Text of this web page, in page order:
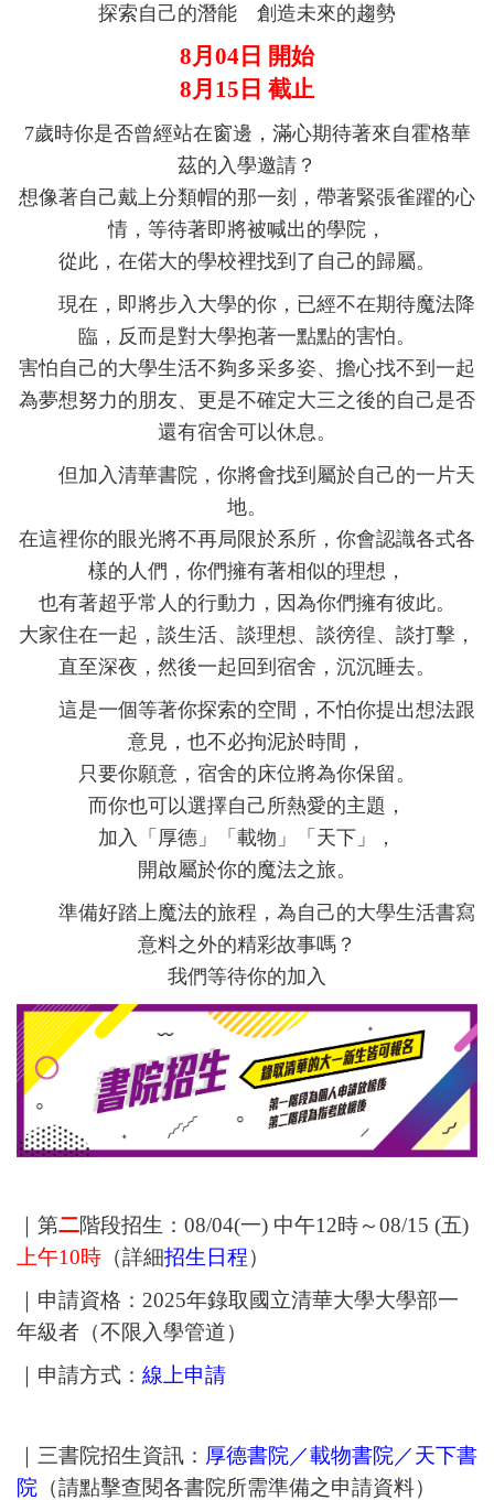
探索自己的潛能 創造未來的趨勢
8月04日 開始
8月15日 截止
7歲時你是否曾經站在窗邊，滿心期待著來自霍格華
茲的入學邀請？
想像著自己戴上分類帽的那一刻，帶著緊張雀躍的心
情，等待著即將被喊出的學院，
從此，在偌大的學校裡找到了自己的歸屬。
現在，即將步入大學的你，已經不在期待魔法降
臨，反而是對大學抱著一點點的害怕。
害怕自己的大學生活不夠多采多姿、擔心找不到一起
為夢想努力的朋友、更是不確定大三之後的自己是否
還有宿舍可以休息。
但加入清華書院，你將會找到屬於自己的一片天
地。
在這裡你的眼光將不再局限於系所，你會認識各式各
樣的人們，你們擁有著相似的理想，
也有著超乎常人的行動力，因為你們擁有彼此。
大家住在一起，談生活、談理想、談徬徨、談打擊，
直至深夜，然後一起回到宿舍，沉沉睡去。
這是一個等著你探索的空間，不怕你提出想法跟
意見，也不必拘泥於時間，
只要你願意，宿舍的床位將為你保留。
而你也可以選擇自己所熱愛的主題，
加入「厚德」「載物」「天下」，
開啟屬於你的魔法之旅。
準備好踏上魔法的旅程，為自己的大學生活書寫
意料之外的精彩故事嗎？
我們等待你的加入
｜第二階段招生：08/04(一) 中午12時～08/15 (五)
上午10時 （詳細招生日程）
｜申請資格：2025年錄取國立清華大學大學部一
年級者（不限入學管道）
｜申請方式： 線上申請
｜三書院招生資訊： 厚德書院／載物書院／天下書
院 （請點擊查閱各書院所需準備之申請資料）